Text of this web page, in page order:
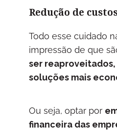
Redução de
Todo esse cuidado
impressão de que
ser
soluções mais
Ou seja, optar por
financeira das